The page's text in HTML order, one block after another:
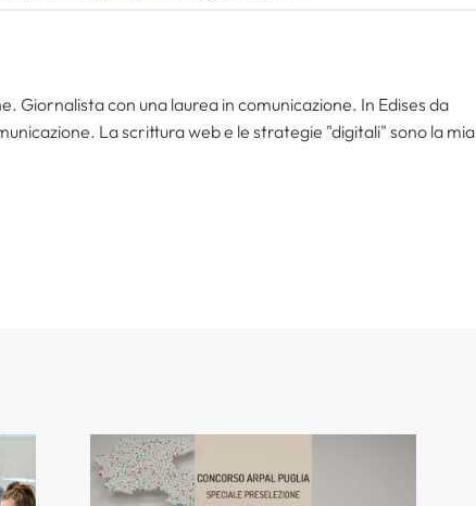
Giornalista con una laurea in comunicazione. In Edises da
La scrittura web e le strategie "digitali" sono la mia